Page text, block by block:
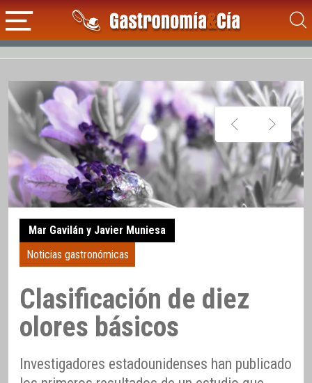
Mar Gavilán y Javier Muniesa
Noticias gastronómicas
Clasificación de diez
olores básicos
Investigadores estadounidenses han publicado